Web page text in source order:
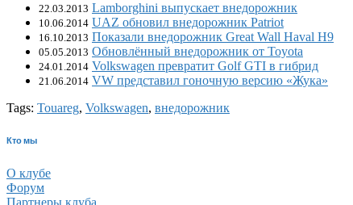
22.03.2013 Lamborghini выпускает внедорожник
10.06.2014 UAZ обновил внедорожник Patriot
16.10.2013 Показали внедорожник Great Wall Haval H9
05.05.2013 Обновлённый внедорожник от Toyota
24.01.2014 Volkswagen превратит Golf GTI в гибрид
21.06.2014 VW представил гоночную версию «Жука»
Tags: Touareg, Volkswagen, внедорожник
Кто мы
О клубе
Форум